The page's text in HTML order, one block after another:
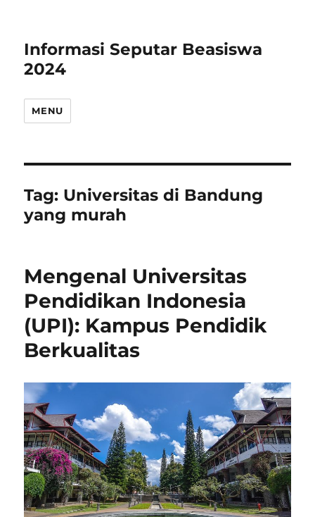
Informasi Seputar Beasiswa
2024
MENU
Tag: Universitas di Bandung
yang murah
Mengenal Universitas
Pendidikan Indonesia
(UPI): Kampus Pendidik
Berkualitas